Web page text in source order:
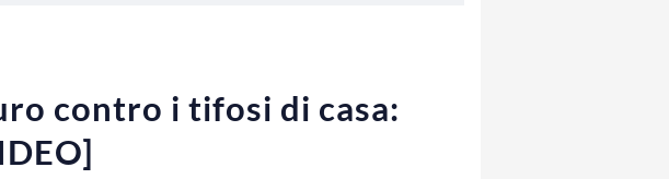
contro i tifosi di casa: